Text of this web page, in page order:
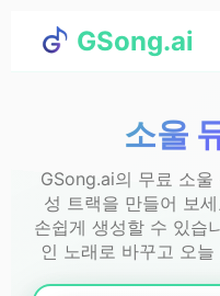
GSong.ai
소울
GSong.ai의 무료 소
성 트랙을 만들어 보
손쉽게 생성할 수 있습
인 노래로 바꾸고 오